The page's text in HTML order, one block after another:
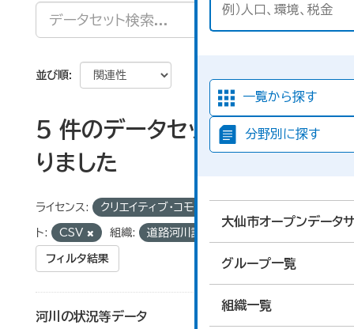
一覧から探す
分野別に探す
大仙市オープンデータ
グループ一覧
組織一覧
並び順
5 件のデータセットが見つか
りました
ライセンス: クリエイティブ・コモンズ 表示
ト: CSV 組織: 道路河川課
フィルタ結果
河川の状況等データ